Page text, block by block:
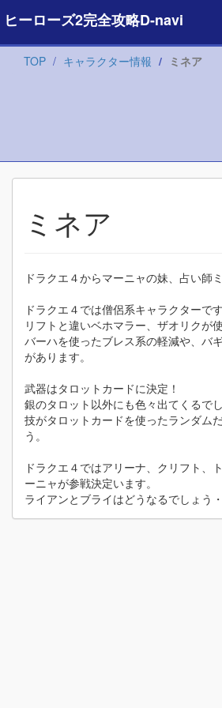
ヒーローズ2完全攻略D-navi
TOP キャラクター情報 ミネア
ミネア
ドラクエ４からマーニャの妹、占い師
ドラクエ４では僧侶系キャラクターで
リフトと違いベホマラー、ザオリクが
バーハを使ったブレス系の軽減や、バ
があります。
武器はタロットカードに決定！
銀のタロット以外にも色々出てくるでし
技がタロットカードを使ったランダム
う。
ドラクエ４ではアリーナ、クリフト、
ーニャが参戦決定います。
ライアンとブライはどうなるでしょう